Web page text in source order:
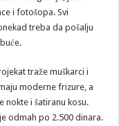
i fotošopa. Svi
treba da pošalju
traže muškarci i
moderne frizure, a
nokte i šatiranu kosu.
odmah po 2.500 dinara.